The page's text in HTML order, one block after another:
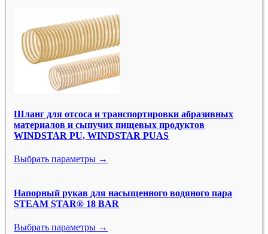
Шланг для отсоса и транспортировки абразивных
материалов и сыпучих пищевых продуктов
WINDSTAR PU, WINDSTAR PUAS
Выбрать параметры →
Напорный рукав для насыщенного водяного пара
STEAM STAR® 18 BAR
Выбрать параметры →